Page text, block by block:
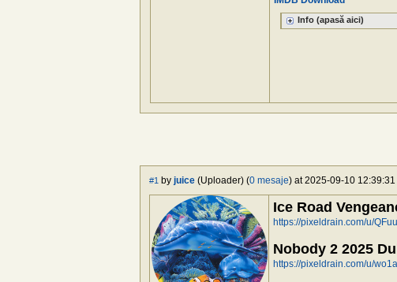
Info (apasă aici)
#1 by juice (Uploader) (0 mesaje) at 2025-09-10
Ice Road
https://pixeldrain.com/u/
Nobody 2 2025
https://pixeldrain.com/u/